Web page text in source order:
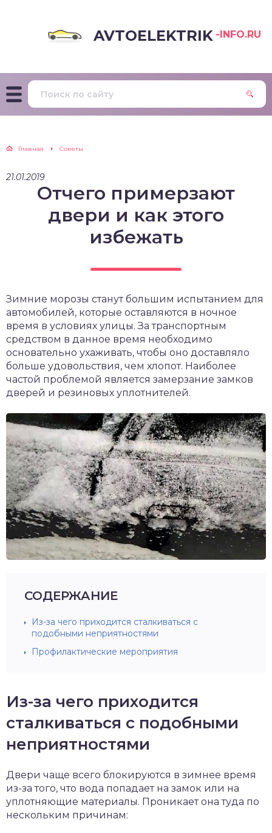
AVTOELEKTRIK -INFO.RU
Главная Советы
21.01.2019
Отчего примерзают
двери и как этого
избежать
Зимние морозы станут большим испытанием для
автомобилей, которые оставляются в ночное
время в условиях улицы. За транспортным
средством в данное время необходимо
основательно ухаживать, чтобы оно доставляло
больше удовольствия, чем хлопот. Наиболее
частой проблемой является замерзание замков
дверей и резиновых уплотнителей.
СОДЕРЖАНИЕ
Из-за чего приходится сталкиваться с
подобными неприятностями
Профилактические мероприятия
Из-за чего приходится
сталкиваться с подобными
неприятностями
Двери чаще всего блокируются в зимнее время
из-за того, что вода попадает на замок или на
уплотняющие материалы. Проникает она туда по
нескольким причинам: